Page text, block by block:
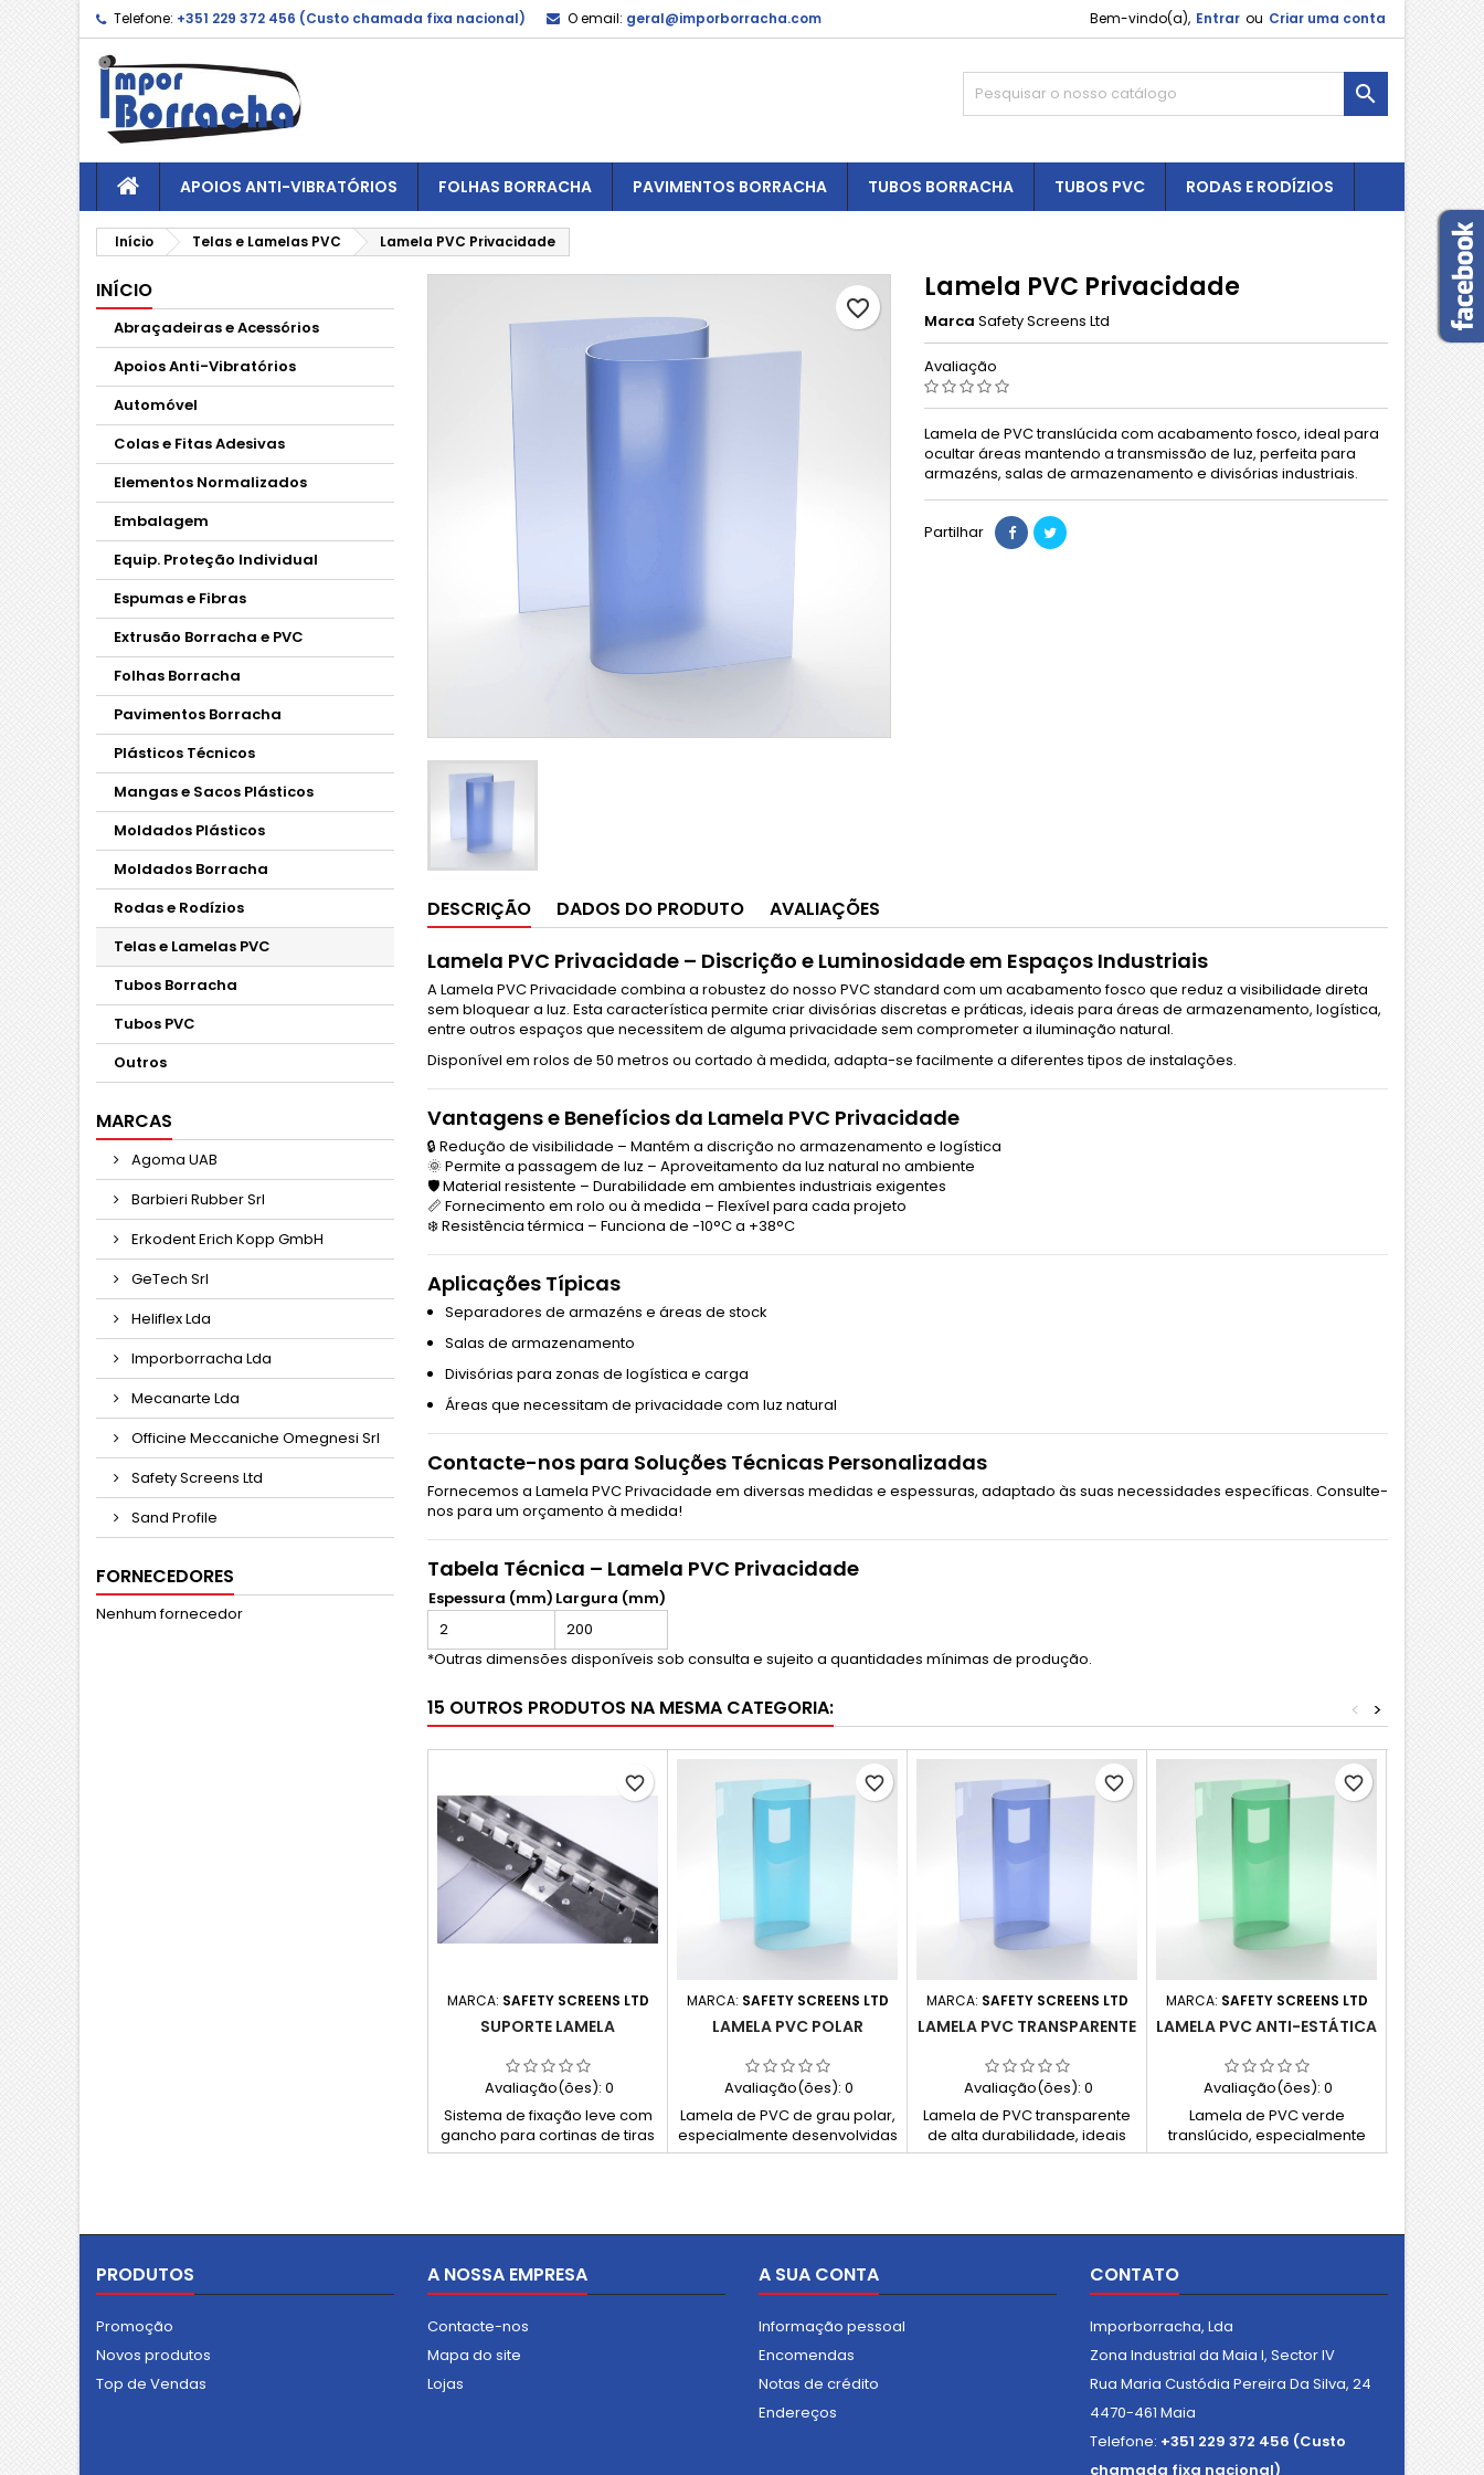
Telefone: +351 229 372 456 (Custo chamada fixa nacional) O email: geral@imporborracha.com Bem-vindo(a), Entrar ou Criar uma conta

APOIOS ANTI-VIBRATÓRIOS FOLHAS BORRACHA PAVIMENTOS BORRACHA TUBOS BORRACHA TUBOS PVC RODAS E RODÍZIOS
Início Telas e Lamelas PVC Lamela PVC Privacidade
INÍCIO
Abraçadeiras e Acessórios
Apoios Anti-Vibratórios
Automóvel
Colas e Fitas Adesivas
Elementos Normalizados
Embalagem
Equip. Proteção Individual
Espumas e Fibras
Extrusão Borracha e PVC
Folhas Borracha
Pavimentos Borracha
Plásticos Técnicos
Mangas e Sacos Plásticos
Moldados Plásticos
Moldados Borracha
Rodas e Rodízios
Telas e Lamelas PVC
Tubos Borracha
Tubos PVC
Outros
MARCAS
Agoma UAB
Barbieri Rubber Srl
Erkodent Erich Kopp GmbH
GeTech Srl
Heliflex Lda
Imporborracha Lda
Mecanarte Lda
Officine Meccaniche Omegnesi Srl
Safety Screens Ltd
Sand Profile
FORNECEDORES
Nenhum fornecedor
favorite_border
Lamela PVC Privacidade
Marca Safety Screens Ltd
Avaliação
Lamela de PVC translúcida com acabamento fosco, ideal para
ocultar áreas mantendo a transmissão de luz, perfeita para
armazéns, salas de armazenamento e divisórias industriais.
Partilhar
DESCRIÇÃO DADOS DO PRODUTO AVALIAÇÕES
Lamela PVC Privacidade – Discrição e Luminosidade em Espaços Industriais
A Lamela PVC Privacidade combina a robustez do nosso PVC standard com um acabamento fosco que reduz a visibilidade direta
sem bloquear a luz. Esta característica permite criar divisórias discretas e práticas, ideais para áreas de armazenamento, logística,
entre outros espaços que necessitem de alguma privacidade sem comprometer a iluminação natural.
Disponível em rolos de 50 metros ou cortado à medida, adapta-se facilmente a diferentes tipos de instalações.
Vantagens e Benefícios da Lamela PVC Privacidade
🔒 Redução de visibilidade – Mantém a discrição no armazenamento e logística
🌞 Permite a passagem de luz – Aproveitamento da luz natural no ambiente
🛡️ Material resistente – Durabilidade em ambientes industriais exigentes
📏 Fornecimento em rolo ou à medida – Flexível para cada projeto
❄️ Resistência térmica – Funciona de -10°C a +38°C
Aplicações Típicas
Separadores de armazéns e áreas de stock
Salas de armazenamento
Divisórias para zonas de logística e carga
Áreas que necessitam de privacidade com luz natural
Contacte-nos para Soluções Técnicas Personalizadas
Fornecemos a Lamela PVC Privacidade em diversas medidas e espessuras, adaptado às suas necessidades específicas. Consulte-
nos para um orçamento à medida!
Tabela Técnica – Lamela PVC Privacidade
Espessura (mm) Largura (mm)
2
200
*Outras dimensões disponíveis sob consulta e sujeito a quantidades mínimas de produção.
15 OUTROS PRODUTOS NA MESMA CATEGORIA: >
<
MARCA: SAFETY SCREENS LTD
SUPORTE LAMELA
Avaliação(ões): 0
Sistema de fixação leve com
gancho para cortinas de tiras
em PVC, ideal para aberturas
Disponível em aço inoxidável
favorite_border
MARCA: SAFETY SCREENS LTD
LAMELA PVC POLAR
Avaliação(ões): 0
Lamela de PVC de grau polar,
especialmente desenvolvidas
para câmaras frigoríficas e
transmissão de luz e alta
favorite_border
MARCA: SAFETY SCREENS LTD
LAMELA PVC TRANSPARENTE
Avaliação(ões): 0
Lamela de PVC transparente
de alta durabilidade, ideais
para portas interiores,
armazéns. Excelente
resistência a temperaturas
moderadas.
favorite_border
MARCA: SAFETY SCREENS LTD
LAMELA PVC ANTI-ESTÁTICA
Avaliação(ões): 0
Lamela de PVC verde
translúcido, especialmente
concebida para reduzir
armazenamento de dados.
favorite_border
PRODUTOS
Promoção
Novos produtos
Top de Vendas
A NOSSA EMPRESA
Contacte-nos
Mapa do site
Lojas
A SUA CONTA
Informação pessoal
Encomendas
Notas de crédito
Endereços
CONTATO
Imporborracha, Lda
Zona Industrial da Maia I, Sector IV
Rua Maria Custódia Pereira Da Silva, 24
4470-461 Maia
Telefone: +351 229 372 456 (Custo
chamada fixa nacional)